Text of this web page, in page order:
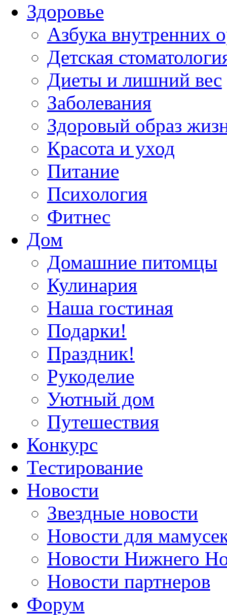
Здоровье
Азбука внутренних
Детская
Диеты и лишний вес
Заболевания
Здоровый образ
Красота и уход
Питание
Психология
Фитнес
Дом
Домашние питомцы
Кулинария
Наша гостиная
Подарки!
Праздник!
Рукоделие
Уютный дом
Путешествия
Конкурс
Тестирование
Новости
Звездные новости
Новости для
Новости Нижнего
Новости партнеров
Форум